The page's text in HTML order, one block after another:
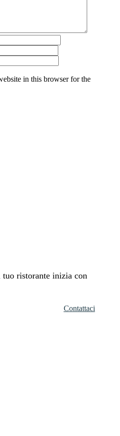
in this browser for the
ristorante inizia con
Contattaci